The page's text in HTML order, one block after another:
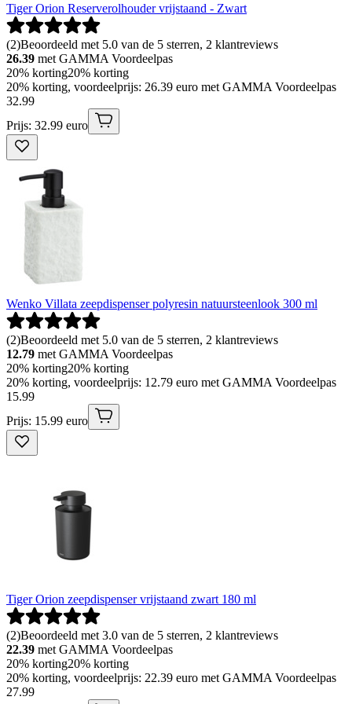
Tiger Orion Reserverolhouder vrijstaand - Zwart
(2)Beoordeeld met 5.0 van de 5 sterren, 2 klantreviews
26.39 met GAMMA Voordeelpas
20% korting20% korting
20% korting, voordeelprijs: 26.39 euro met GAMMA Voordeelpas
32.99
Prijs: 32.99 euro
Wenko Villata zeepdispenser polyresin natuursteenlook 300 ml
(2)Beoordeeld met 5.0 van de 5 sterren, 2 klantreviews
12.79 met GAMMA Voordeelpas
20% korting20% korting
20% korting, voordeelprijs: 12.79 euro met GAMMA Voordeelpas
15.99
Prijs: 15.99 euro
Tiger Orion zeepdispenser vrijstaand zwart 180 ml
(2)Beoordeeld met 3.0 van de 5 sterren, 2 klantreviews
22.39 met GAMMA Voordeelpas
20% korting20% korting
20% korting, voordeelprijs: 22.39 euro met GAMMA Voordeelpas
27.99